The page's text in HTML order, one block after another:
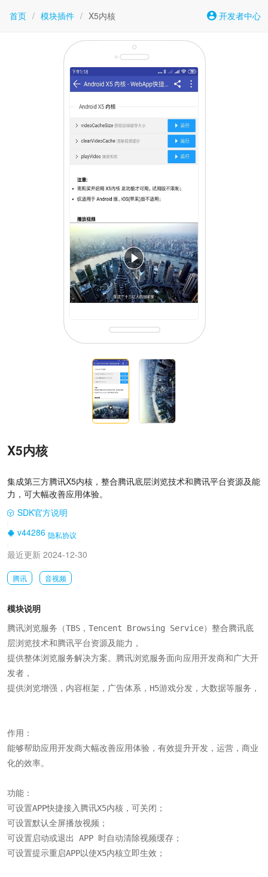
首页 / 模块插件 / X5内核 开发者中心
X5内核
集成第三方腾讯X5内核，整合腾讯底层浏览技术和腾讯平台资源及能
力，可大幅改善应用体验。
SDK官方说明
v44286 隐私协议
最近更新 2024-12-30
腾讯 音视频
模块说明
腾讯浏览服务（TBS，Tencent Browsing Service）整合腾讯底
层浏览技术和腾讯平台资源及能力，
提供整体浏览服务解决方案。腾讯浏览服务面向应用开发商和广大开
发者，
提供浏览增强，内容框架，广告体系，H5游戏分发，大数据等服务，
作用：
能够帮助应用开发商大幅改善应用体验，有效提升开发，运营，商业
化的效率。
功能：
可设置APP快捷接入腾讯X5内核，可关闭；
可设置默认全屏播放视频；
可设置启动或退出 APP 时自动清除视频缓存；
可设置提示重启APP以使X5内核立即生效；